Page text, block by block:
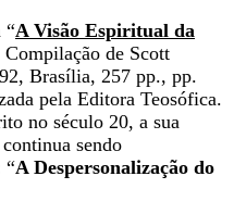
“A Visão Espiritual da
Compilação de Scott
Brasília, 257 pp., pp.
pela Editora Teosófica.
no século 20, a sua
sendo
“A Despersonalização do